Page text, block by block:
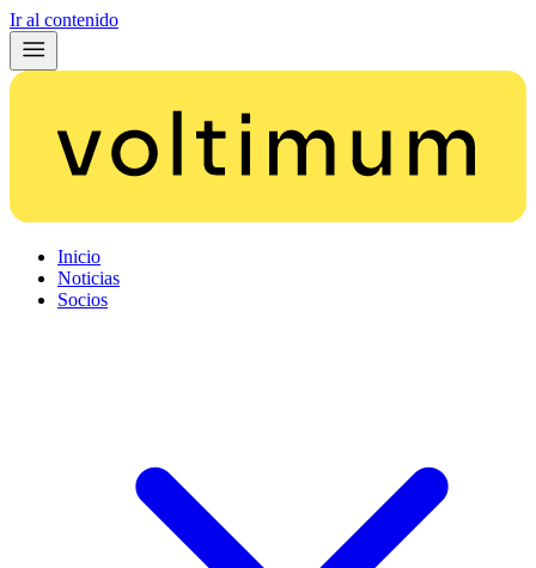
Ir al contenido
Inicio
Noticias
Socios